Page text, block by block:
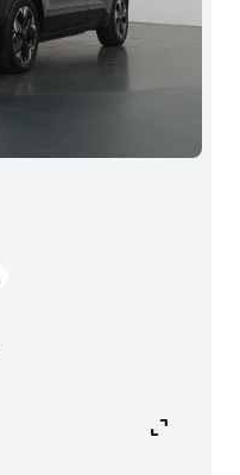
expand_content